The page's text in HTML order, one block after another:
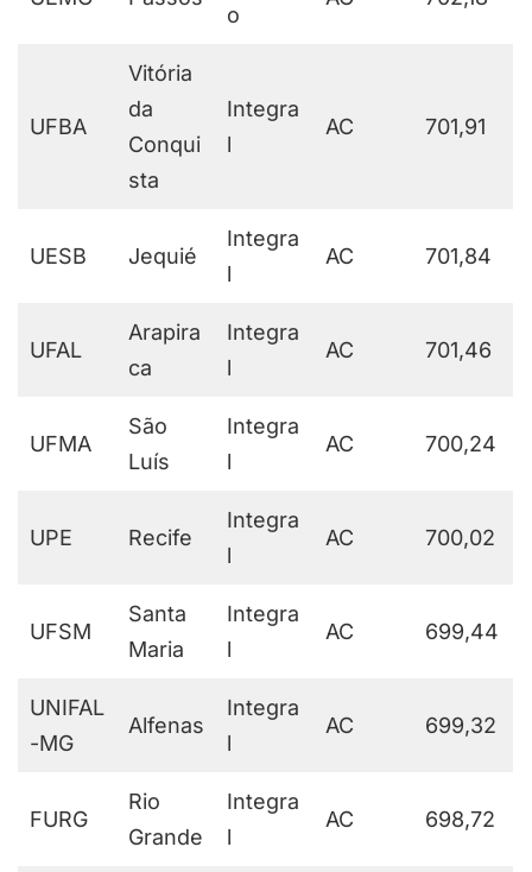
o
UFBA
Vitória
da
Conqui
sta
Integra
l
AC 701,91
UESB Jequié
Integra
l
AC 701,84
UFAL
Arapira
ca
Integra
l
AC 701,46
UFMA
São
Luís
Integra
l
AC 700,24
UPE Recife
Integra
l
AC 700,02
UFSM
Santa
Maria
Integra
l
AC 699,44
UNIFAL
-MG
Alfenas
Integra
l
AC 699,32
FURG
Rio
Grande
Integra
l
AC 698,72